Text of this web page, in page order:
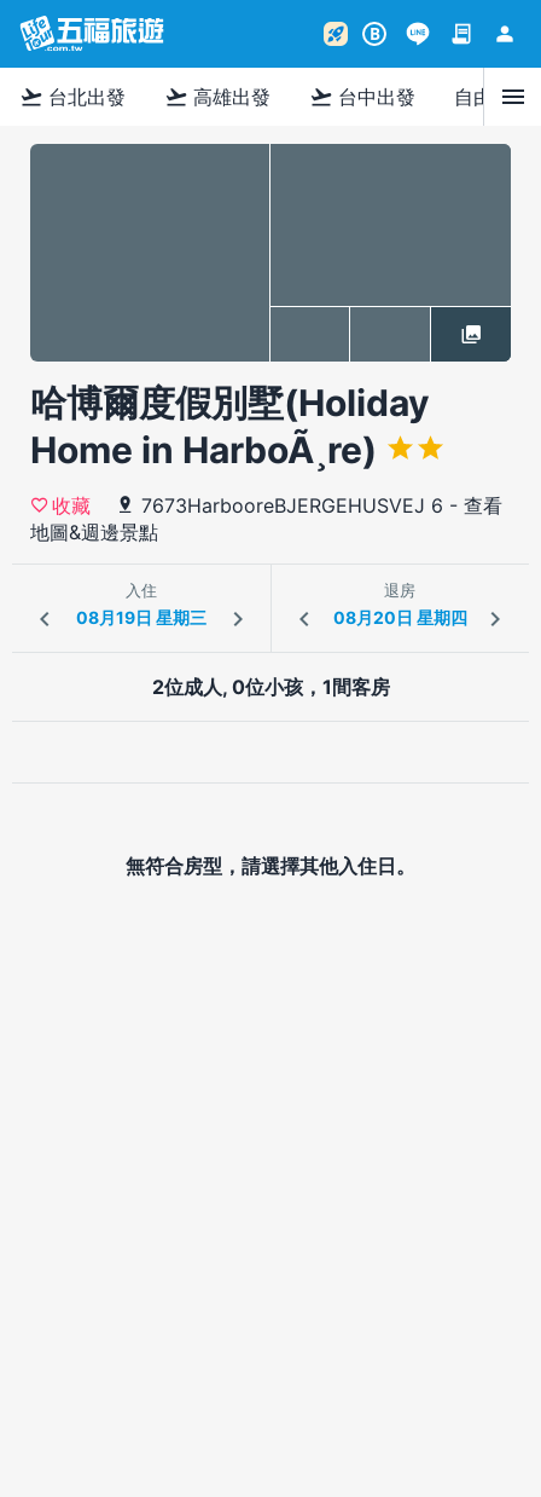
rocket_launch B contract person
flight_takeoff 台北出發 flight_takeoff 高雄出發 flight_takeoff 台中出發 自由行menu
哈博爾度假別墅(Holiday
Home in HarboÃ¸re)
收藏 7673HarbooreBJERGEHUSVEJ 6 - 查看
地圖&週邊景點
入住 退房
2位成人, 0位小孩，1間客房
無符合房型，請選擇其他入住日。